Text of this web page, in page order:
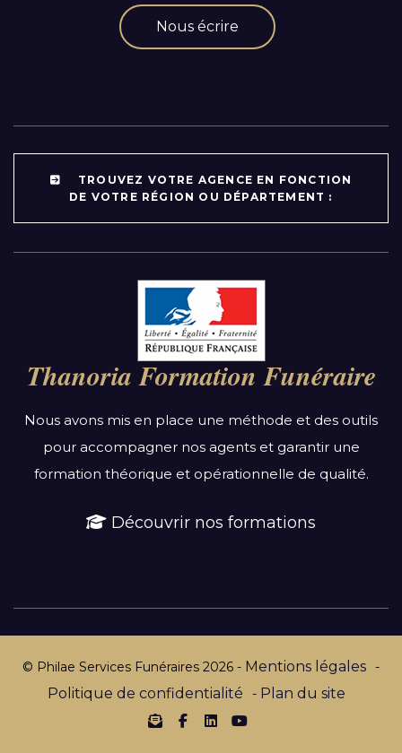
Nous écrire
TROUVEZ VOTRE AGENCE EN FONCTION
DE VOTRE RÉGION OU DÉPARTEMENT :
Auvergne-Rhône-Alpes
Bourgogne-Franche-Comté
Bretagne
Centre-Val de Loire
Grand Est
Hauts-de-France
Normandie
Par département :
Thanoria Formation Funéraire
Nous avons mis en place une méthode et des outils
pour accompagner nos agents et garantir une
formation théorique et opérationnelle de qualité.
Découvrir nos formations
© Philae Services Funéraires 2026 - Mentions légales -
Politique de confidentialité - Plan du site
Newsletter
facebook
linkedin